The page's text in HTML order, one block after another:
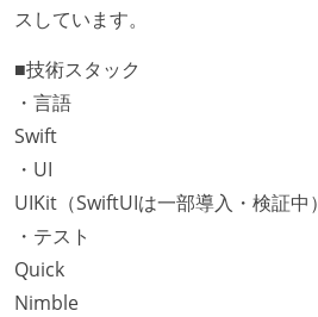
スしています。
■技術スタック
・言語
Swift
・UI
UIKit（SwiftUIは一部導入・検証中）
・テスト
Quick
Nimble